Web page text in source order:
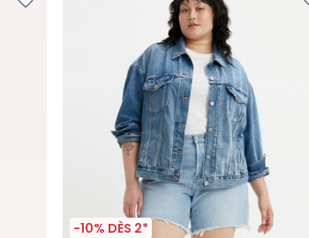
-10% DÈS 2*